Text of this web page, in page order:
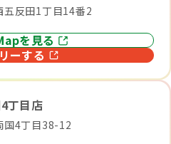
反田1丁目14番2
を見る
ーする
丁目店
国4丁目38-12